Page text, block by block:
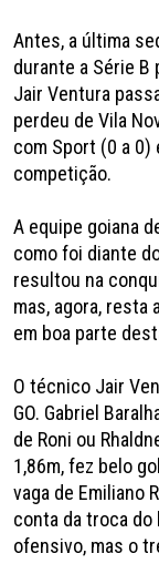
Antes, a última
durante a Série B
Jair Ventura
perdeu de Vila
com Sport (0 a 0)
competição.
A equipe goiana
como foi diante
resultou na
mas, agora, resta
em boa parte
O técnico Jair
GO. Gabriel
de Roni ou
1,86m, fez belo
vaga de Emiliano
conta da troca do
ofensivo, mas o